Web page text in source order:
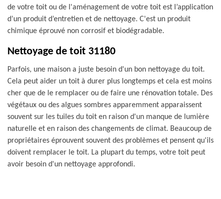
de votre toit ou de l'aménagement de votre toit est l’application
d’un produit d’entretien et de nettoyage. C'est un produit
chimique éprouvé non corrosif et biodégradable.
Nettoyage de toit 31180
Parfois, une maison a juste besoin d'un bon nettoyage du toit.
Cela peut aider un toit à durer plus longtemps et cela est moins
cher que de le remplacer ou de faire une rénovation totale. Des
végétaux ou des algues sombres apparemment apparaissent
souvent sur les tuiles du toit en raison d'un manque de lumière
naturelle et en raison des changements de climat. Beaucoup de
propriétaires éprouvent souvent des problèmes et pensent qu'ils
doivent remplacer le toit. La plupart du temps, votre toit peut
avoir besoin d'un nettoyage approfondi.